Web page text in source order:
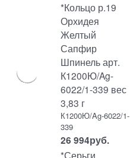
*Кольцо р.19
Орхидея
Желтый
Сапфир
Шпинель арт.
К1200Ю/Ag-
6022/1-339 вес
3,83 г
К1200Ю/Ag-6022/1-
339
26 994руб.
*Серьги